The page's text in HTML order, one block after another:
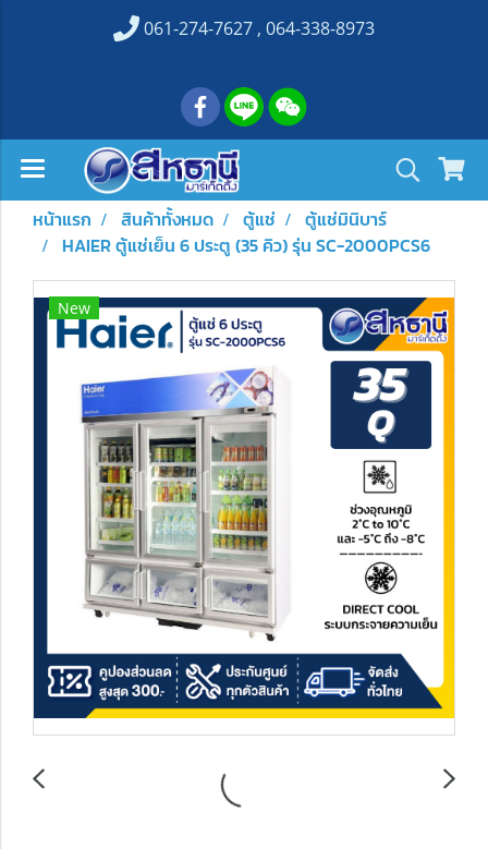
061-274-7627 , 064-338-8973
หน้าแรก สินค้าทั้งหมด ตู้แช่
ตู้แช่มินิบาร์
HAIER ตู้แช่เย็น 6 ประตู (35 คิว) รุ่น SC-2000PCS6
New